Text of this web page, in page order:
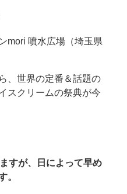
mori 噴水広場（埼玉県
、世界の定番＆話題の
スクリームの祭典が今
すが、日によって早め
。